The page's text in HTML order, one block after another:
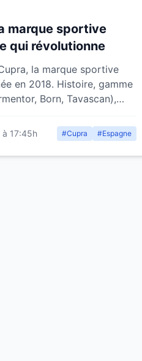
marque sportive
qui révolutionne
la marque sportive
en 2018. Histoire, gamme
Born, Tavascan),
17:45h #Cupra #Espagne